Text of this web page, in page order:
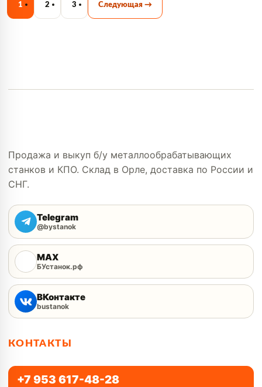
1 2 3 Следующая →
Продажа и выкуп б/у металлообрабатывающих
станков и КПО. Склад в Орле, доставка по России и
СНГ.
Telegram
@bystanok
MAX
БУстанок.рф
ВКонтакте
bustanok
КОНТАКТЫ
+7 953 617-48-28